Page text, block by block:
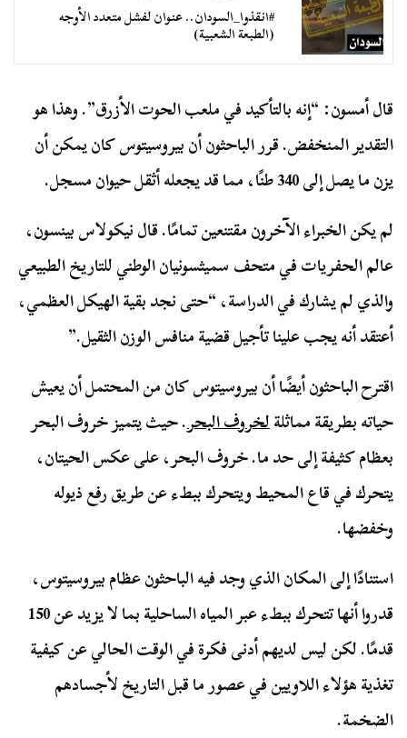
#انقذوا_السودان.. عنوان لفشل متعدد الأوجه
(الطبعة الشعبية)
قال أمسون: “إنه بالتأكيد في ملعب الحوت الأزرق”. وهذا هو
التقدير المنخفض. قرر الباحثون أن بيروسيتوس كان يمكن أن
يزن ما يصل إلى 340 طنًا، مما قد يجعله أثقل حيوان مسجل.
لم يكن الخبراء الآخرون مقتنعين تمامًا. قال نيكولاس بينسون،
عالم الحفريات في متحف سميثسونيان الوطني للتاريخ الطبيعي
والذي لم يشارك في الدراسة، “حتى نجد بقية الهيكل العظمي،
أعتقد أنه يجب علينا تأجيل قضية منافس الوزن الثقيل.”
اقترح الباحثون أيضًا أن بيروسيتوس كان من المحتمل أن يعيش
حياته بطريقة مماثلةلخروف البحر. حيث يتميز خروف البحر
بعظام كثيفة إلى حد ما. خروف البحر، على عكس الحيتان،
يتحرك في قاع المحيط ويتحرك ببطء عن طريق رفع ذيوله
وخفضها.
استنادًا إلى المكان الذي وجد فيه الباحثون عظام بيروسيتوس،
قدروا أنها تتحرك ببطء عبر المياه الساحلية بما لا يزيد عن 150
قدمًا. لكن ليس لديهم أدنى فكرة في الوقت الحالي عن كيفية
تغذية هؤلاء اللاويين في عصور ما قبل التاريخ لأجسادهم
الضخمة.